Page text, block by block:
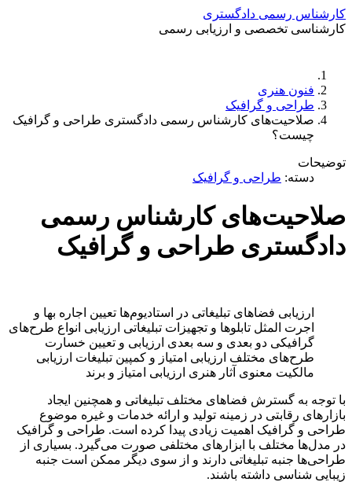
کارشناس رسمی دادگستری
کارشناسی تخصصی و ارزیابی رسمی
فنون هنری
طراحی و گرافیک
صلاحیت‌های کارشناس رسمی دادگستری طراحی و گرافیک
چیست؟
توضیحات
دسته: طراحی و گرافیک
صلاحیت‌های کارشناس رسمی
دادگستری طراحی و گرافیک
ارزیابی فضا‌های تبلیغاتی در استادیوم‌ها تعیین اجاره بها و
اجرت المثل تابلو‌ها و تجهیزات تبلیغاتی ارزیابی انواع طرح‌های
گرافیکی دو بعدی و سه بعدی ارزیابی و تعیین خسارت
طرح‌های مختلف ارزیابی امتیاز و کمپین تبلیغات ارزیابی
مالکیت معنوی آثار هنری ارزیابی امتیاز و برند
با توجه به گسترش‌ فضا‌های مختلف تبلیغاتی و همچنین ایجاد
بازار‌های رقابتی در زمینه تولید و ارائه خدمات و غیره موضوع
طراحی و گرافیک اهمیت زیادی پیدا کرده است. طراحی و گرافیک
در مدل‌ها مختلف با ابزار‌های مختلفی صورت می‌گیرد. بسیاری از
طراحی‌ها جنبه تبلیغاتی دارند و از سوی دیگر ممکن است جنبه
زیبایی شناسی داشته باشند.